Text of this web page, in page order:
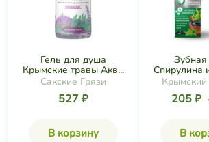
Гель для душа
Крымские травы Акв...
Сакские Грязи
527 ₽
В корзину
Зубная
Спирулина
205 ₽
В